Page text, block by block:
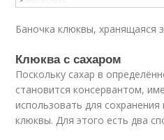
Баночка клюквы, хранящаяся
Клюква с сахаром
Поскольку сахар в
становится консервантом,
использовать для
клюквы. Для этого есть два